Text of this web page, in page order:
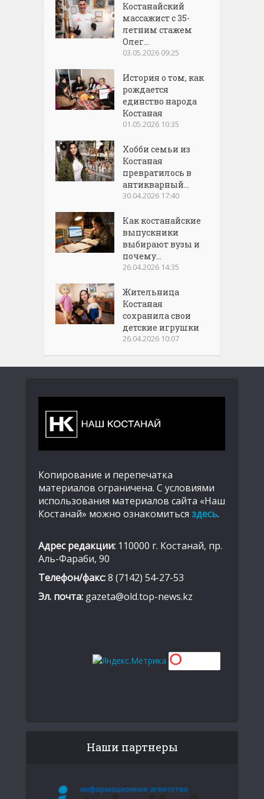
Костанайский
массажист с 35-
летним стажем
Олег...
03.05.2026 09:25
История о том, как
рождается
единство народа
Костаная
01.05.2026 10:35
Хобби семьи из
Костаная
превратилось в
антикварный...
30.04.2026 17:40
Как костанайские
выпускники
выбирают вузы и
почему...
26.04.2026 14:35
Жительница
Костаная
сохранила свои
детские игрушки
26.04.2026 10:07
Копирование и перепечатка
материалов ограничена. С условиями
использования материалов сайта «Наш
Костанай» можно ознакомиться здесь.
Адрес редакции: 110000 г. Костанай, пр.
Аль-Фараби, 90
Телефон/факс:8 (7142) 54-27-53
Эл. почта: gazeta@old.top-news.kz
Наши партнеры